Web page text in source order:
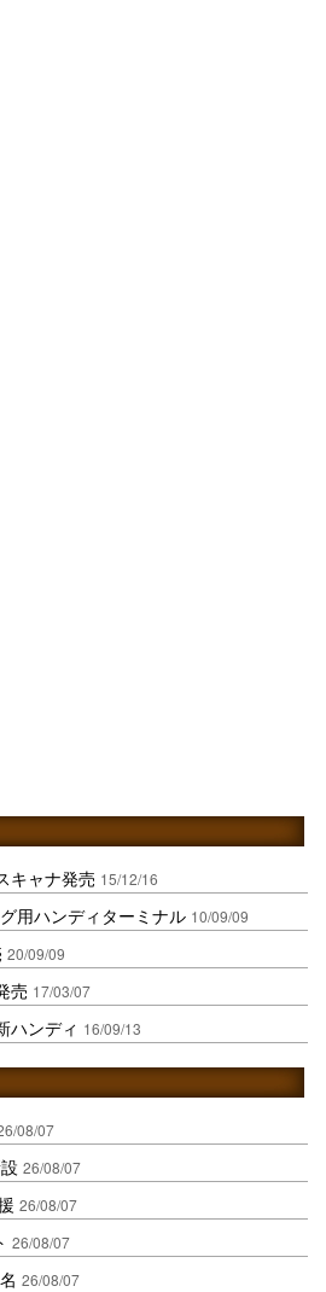
キャナ発売 15/12/16
用ハンディターミナル 10/09/09
20/09/09
売 17/03/07
ハンディ 16/09/13
08/07
26/08/07
26/08/07
26/08/07
26/08/07